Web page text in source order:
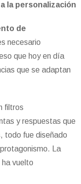
la personalización
de
necesario
que hoy en día
que se adaptan
filtros
y respuestas que
todo fue diseñado
La
ha vuelto